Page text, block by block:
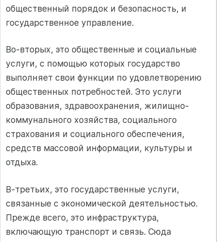
общественный порядок и безопасность, и
государственное управление.
Во-вторых, это общественные и социальные
услуги, с помощью которых государство
выполняет свои функции по удовлетворению
общественных потребностей. Это услуги
образования, здравоохранения, жилищно-
коммунального хозяйства, социального
страхования и социального обеспечения,
средств массовой информации, культуры и
отдыха.
В-третьих, это государственные услуги,
связанные с экономической деятельностью.
Прежде всего, это инфраструктура,
включающую транспорт и связь. Сюда